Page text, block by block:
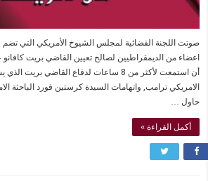
اعضاء من الديمقراطيين لصالح تعيين القاضي بريت كافانو
أن استمعت لأكثر من 8 ساعات لدفاع القاضي بريت
الامريكي ترامب, واتهامات السيدة كرستين فورد الباحثة
حاول …
أكمل القراءة »